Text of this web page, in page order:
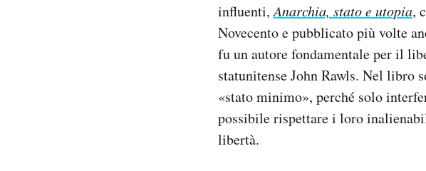
influenti,Anarchia, stato e utopia,
Novecento e pubblicato più volte
fu un autore fondamentale per il
statunitense John Rawls. Nel libro
«stato minimo», perché solo
possibile rispettare i loro
libertà.